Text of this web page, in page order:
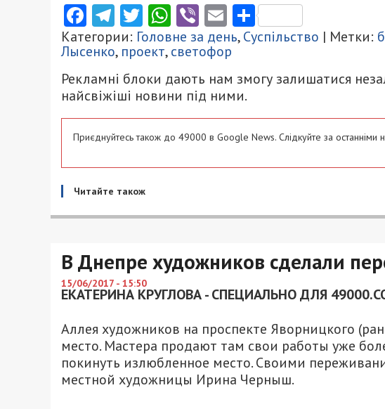
Facebook
Telegram
Twitter
WhatsApp
ViberEmailПоділитися
Категории: Головне за день,Суспільство | Метки:
Лысенко, проект,светофор
Рекламні блоки дають нам змогу залишатися
найсвіжіші новини під ними.
Приєднуйтесь також до 49000 в Google News. Слідкуйте за останніми
Читайте також
В Днепре художников сделали
15/06/2017 - 15:50
ЕКАТЕРИНА КРУГЛОВА - СПЕЦИАЛЬНО ДЛЯ
Аллея художников на проспекте Яворницкого
место. Мастера продают там свои работы уже
покинуть излюбленное место. Своими
местной художницы Ирина Черныш.